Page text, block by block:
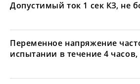
Допустимый ток 1 сек КЗ, не
Переменное напряжение
испытании в течение 4 часов,